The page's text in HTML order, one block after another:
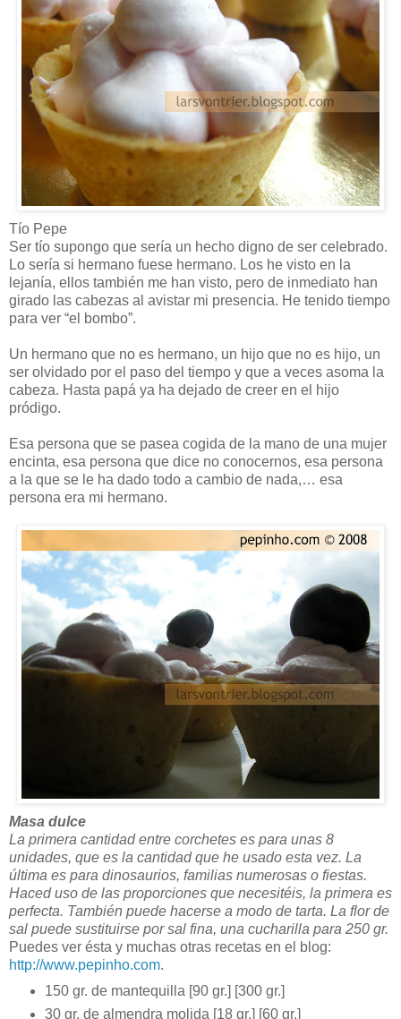
Tío Pepe
Ser tío supongo que sería un hecho digno de ser celebrado.
Lo sería si hermano fuese hermano. Los he visto en la
lejanía, ellos también me han visto, pero de inmediato han
girado las cabezas al avistar mi presencia. He tenido tiempo
para ver “el bombo”.
Un hermano que no es hermano, un hijo que no es hijo, un
ser olvidado por el paso del tiempo y que a veces asoma la
cabeza. Hasta papá ya ha dejado de creer en el hijo
pródigo.
Esa persona que se pasea cogida de la mano de una mujer
encinta, esa persona que dice no conocernos, esa persona
a la que se le ha dado todo a cambio de nada,… esa
persona era mi hermano.
Masa dulce
La primera cantidad entre corchetes es para unas 8
unidades, que es la cantidad que he usado esta vez. La
última es para dinosaurios, familias numerosas o fiestas.
Haced uso de las proporciones que necesitéis, la primera es
perfecta. También puede hacerse a modo de tarta. La flor de
sal puede sustituirse por sal fina, una cucharilla para 250 gr.
Puedes ver ésta y muchas otras recetas en el blog:
http://www.pepinho.com.
150 gr. de mantequilla [90 gr.] [300 gr.]
30 gr. de almendra molida [18 gr.] [60 gr.]